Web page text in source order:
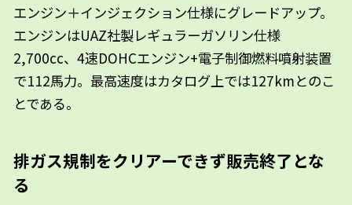
エンジン＋インジェクション仕様にグレードアップ。
エンジンはUAZ社製レギュラーガソリン仕様
2,700cc、4速DOHCエンジン+電子制御燃料噴射装置
で112馬力。最高速度はカタログ上では127kmとのこ
とである。
排ガス規制をクリアーできず販売終了とな
る